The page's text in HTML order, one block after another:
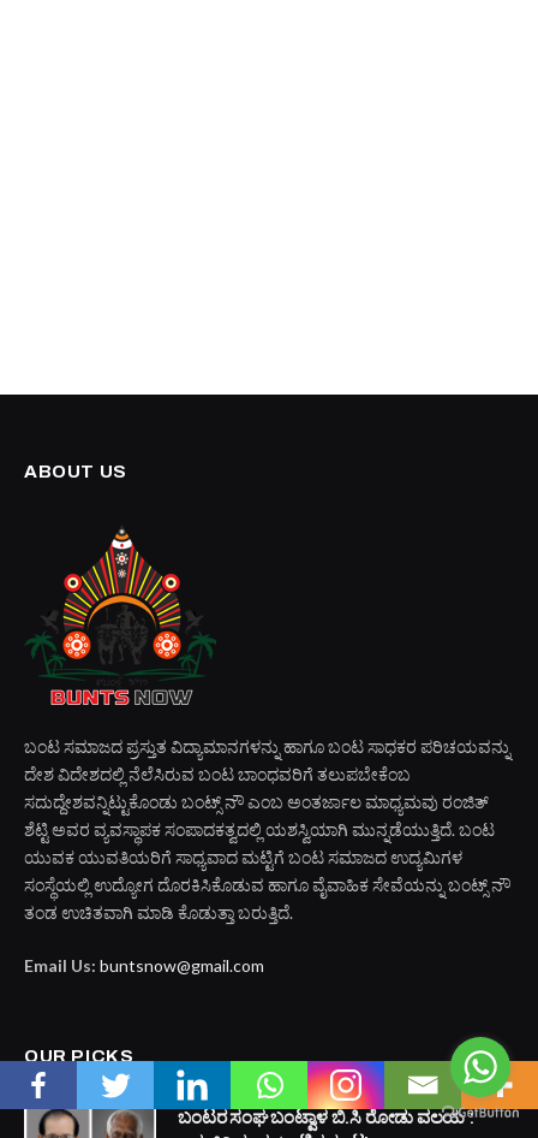
ABOUT US
ಬಂಟ ಸಮಾಜದ ಪ್ರಸ್ತುತ ವಿದ್ಯಾಮಾನಗಳನ್ನು ಹಾಗೂ ಬಂಟ ಸಾಧಕರ ಪರಿಚಯವನ್ನು
ದೇಶ ವಿದೇಶದಲ್ಲಿ ನೆಲೆಸಿರುವ ಬಂಟ ಬಾಂಧವರಿಗೆ ತಲುಪಬೇಕೆಂಬ
ಸದುದ್ದೇಶವನ್ನಿಟ್ಟುಕೊಂಡು ಬಂಟ್ಸ್ ನೌ ಎಂಬ ಅಂತರ್ಜಾಲ ಮಾಧ್ಯಮವು ರಂಜಿತ್
ಶೆಟ್ಟಿ ಅವರ ವ್ಯವಸ್ಥಾಪಕ ಸಂಪಾದಕತ್ವದಲ್ಲಿ ಯಶಸ್ವಿಯಾಗಿ ಮುನ್ನಡೆಯುತ್ತಿದೆ. ಬಂಟ
ಯುವಕ ಯುವತಿಯರಿಗೆ ಸಾಧ್ಯವಾದ ಮಟ್ಟಿಗೆ ಬಂಟ ಸಮಾಜದ ಉದ್ಯಮಿಗಳ
ಸಂಸ್ಥೆಯಲ್ಲಿ ಉದ್ಯೋಗ ದೊರಕಿಸಿಕೊಡುವ ಹಾಗೂ ವೈವಾಹಿಕ ಸೇವೆಯನ್ನು ಬಂಟ್ಸ್ ನೌ
ತಂಡ ಉಚಿತವಾಗಿ ಮಾಡಿ ಕೊಡುತ್ತಾ ಬರುತ್ತಿದೆ.
Email Us: buntsnow@gmail.com
OUR PICKS
ಬಂಟರ ಸಂಘ ಬಂಟ್ವಾಳ ಬಿ.ಸಿ ರೋಡು ವಲಯ :